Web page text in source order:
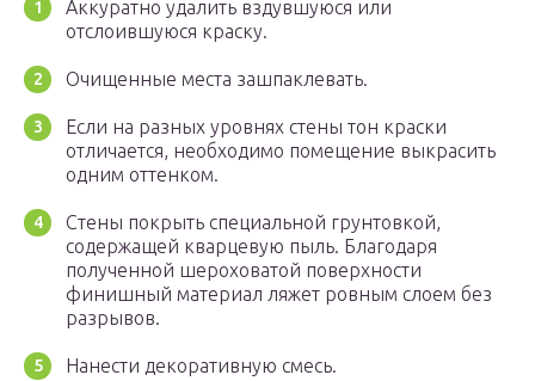
Аккуратно удалить вздувшуюся или
отслоившуюся краску.
Очищенные места зашпаклевать.
Если на разных уровнях стены тон краски
отличается, необходимо помещение выкрасить
одним оттенком.
Стены покрыть специальной грунтовкой,
содержащей кварцевую пыль. Благодаря
полученной шероховатой поверхности
финишный материал ляжет ровным слоем без
разрывов.
Нанести декоративную смесь.